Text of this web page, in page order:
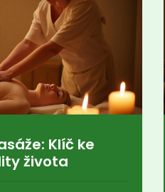
Klíč ke
života